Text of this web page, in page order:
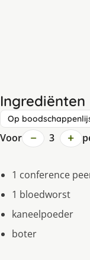
Ingrediënten
Op
Voor − 3 +
1 conference
1 bloedworst
kaneelpoeder
boter